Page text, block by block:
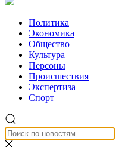
Политика
Экономика
Общество
Культура
Персоны
Происшествия
Экспертиза
Спорт